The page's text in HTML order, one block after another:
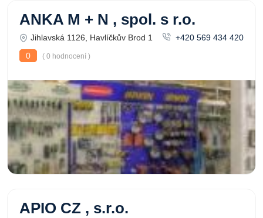
ANKA M + N , spol. s r.o.
Jihlavská 1126, Havlíčkův Brod 1
+420 569 434 420
0
( 0 hodnocení )
APIO CZ , s.r.o.